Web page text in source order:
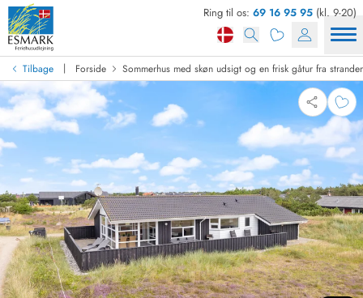
Ring til os: 69 16 95 95 (kl. 9-20)
Tilbage | Forside Sommerhus med skøn udsigt og en frisk gåtur fra